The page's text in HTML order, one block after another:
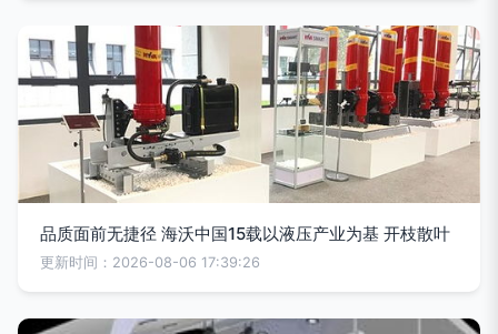
品质面前无捷径 海沃中国15载以液压产业为基 开枝散叶
更新时间：2026-08-06 17:39:26